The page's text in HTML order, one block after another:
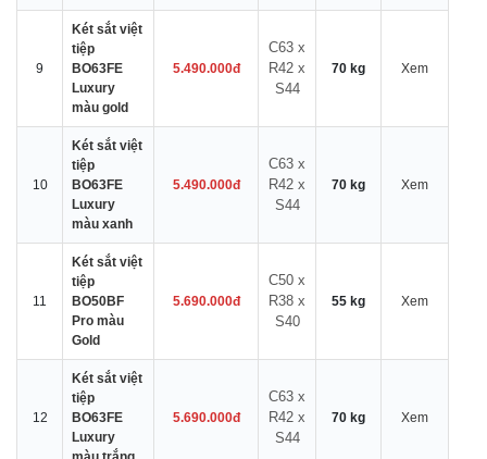
9
Két sắt việt
tiệp
BO63FE
Luxury
màu gold
5.490.000đ
C63 x
R42 x
S44
70 kg Xem
10
Két sắt việt
tiệp
BO63FE
Luxury
màu xanh
5.490.000đ
C63 x
R42 x
S44
70 kg Xem
11
Két sắt việt
tiệp
BO50BF
Pro màu
Gold
5.690.000đ
C50 x
R38 x
S40
55 kg Xem
12
Két sắt việt
tiệp
BO63FE
Luxury
5.690.000đ
C63 x
R42 x
S44
70 kg Xem